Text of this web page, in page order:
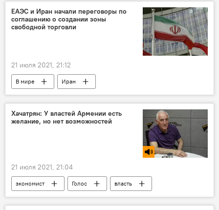
ЕАЭС и Иран начали переговоры по
соглашению о создании зоны
свободной торговли
21 июля 2021, 21:12
В мире
Иран
зона свободной торговли
Хачатрян: У властей Армении есть
желание, но нет возможностей
21 июля 2021, 21:04
экономист Голос власть